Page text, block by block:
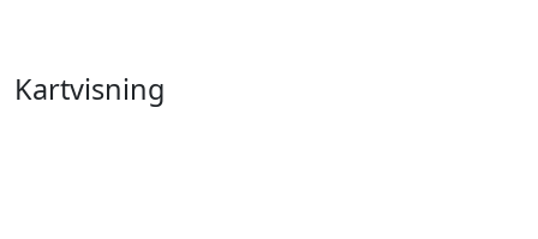
Kartvisning